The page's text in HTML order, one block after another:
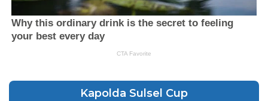
Kapolda Sulsel Cup